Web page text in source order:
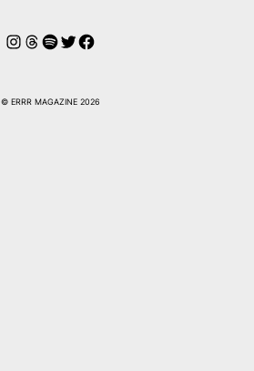
Instagram
Hilos
Spotify
Twitter
Facebook
© ERRR MAGAZINE 2026